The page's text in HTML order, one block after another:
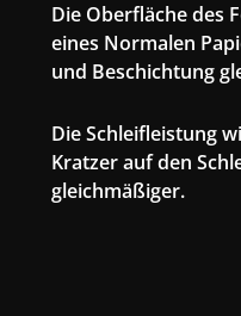
Die Oberfläche des
eines Normalen
und Beschichtung
Die Schleifleistung
Kratzer auf den
gleichmäßiger.